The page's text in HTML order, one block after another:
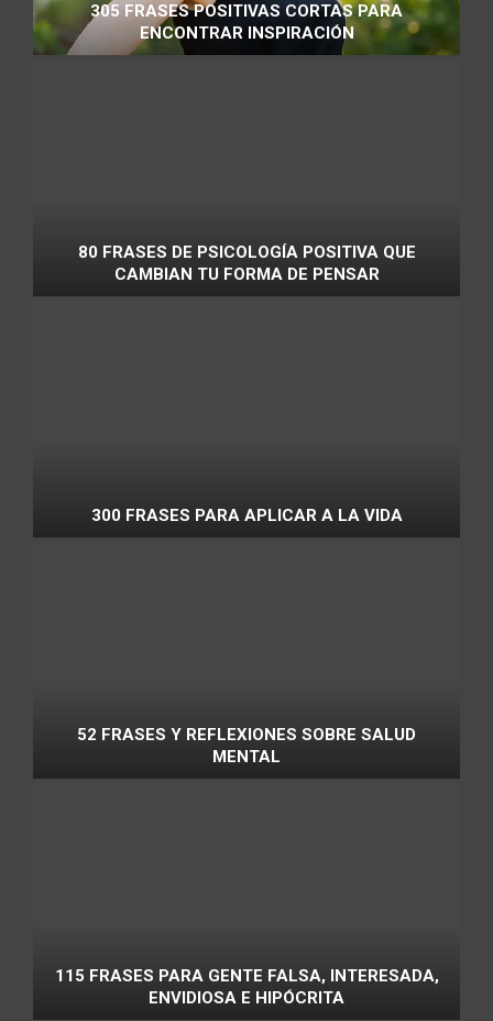
305 FRASES POSITIVAS CORTAS PARA
ENCONTRAR INSPIRACIÓN
80 FRASES DE PSICOLOGÍA POSITIVA QUE
CAMBIAN TU FORMA DE PENSAR
300 FRASES PARA APLICAR A LA VIDA
52 FRASES Y REFLEXIONES SOBRE SALUD
MENTAL
115 FRASES PARA GENTE FALSA, INTERESADA,
ENVIDIOSA E HIPÓCRITA